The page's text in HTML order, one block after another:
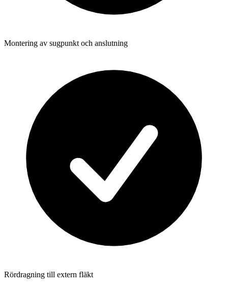
Montering av sugpunkt och anslutning
Rördragning till extern fläkt